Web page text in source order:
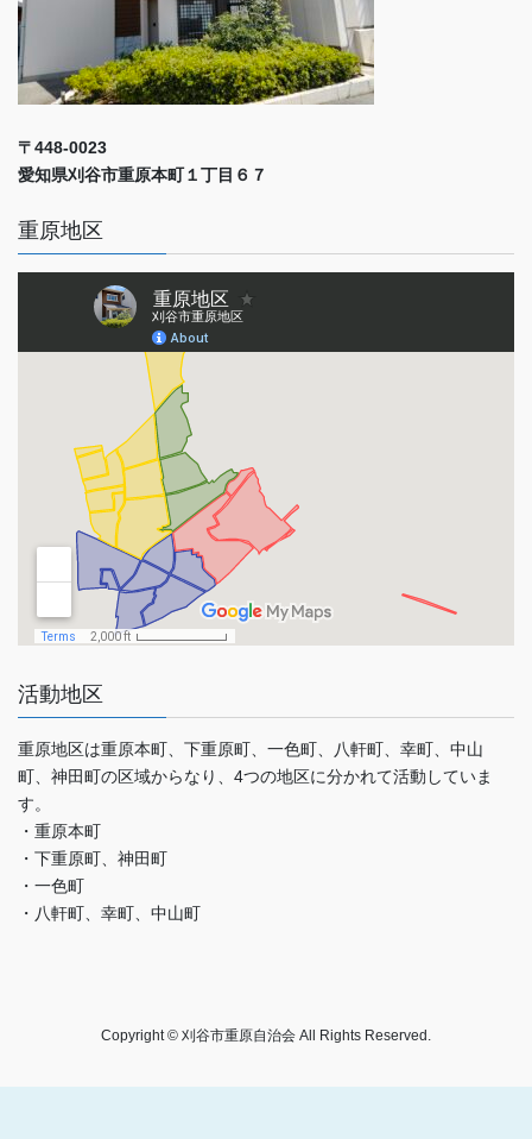
〒448-0023
愛知県刈谷市重原本町１丁目６７
重原地区
活動地区
重原地区は重原本町、下重原町、一色町、八軒町、幸町、中山
町、神田町の区域からなり、4つの地区に分かれて活動していま
す。
・重原本町
・下重原町、神田町
・一色町
・八軒町、幸町、中山町
Copyright © 刈谷市重原自治会 All Rights Reserved.